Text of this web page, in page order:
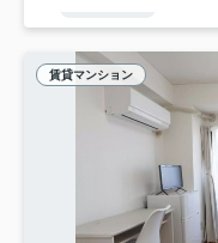
賃貸マンション